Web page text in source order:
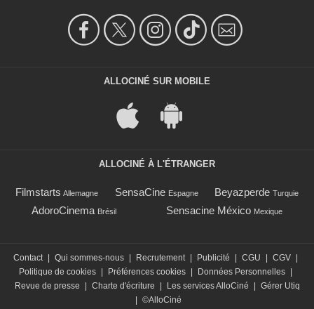
ALLOCINÉ SUR MOBILE
ALLOCINÉ À L'ÉTRANGER
Filmstarts Allemagne SensaCine Espagne Beyazperde Turquie
AdoroCinema Brésil Sensacine México Mexique
Contact | Qui sommes-nous | Recrutement | Publicité | CGU | CGV |
Politique de cookies | Préférences cookies | Données Personnelles |
Revue de presse
| Charte d'écriture | Les services AlloCiné | Gérer Utiq
| ©AlloCiné